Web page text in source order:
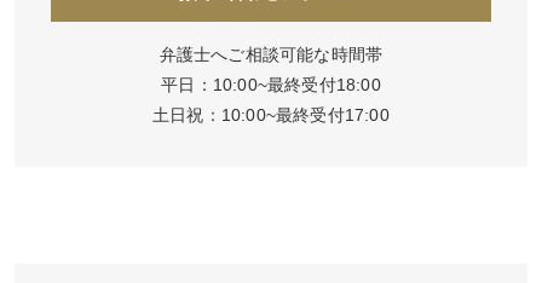
弁護士へご相談可能な時間帯
平日：10:00~最終受付18:00
土日祝：10:00~最終受付17:00